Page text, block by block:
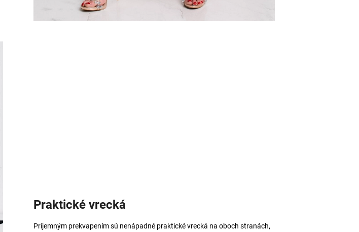
Praktické vrecká
Príjemným prekvapením sú nenápadné praktické vrecká na oboch stranách,